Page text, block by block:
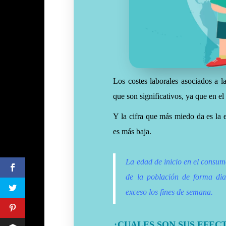
Los costes laborales asociados a
que son significativos, ya que en
Y la cifra que más miedo da es la
es más baja.
La edad de inicio en el
de la población de forma
exceso los fines de semana.